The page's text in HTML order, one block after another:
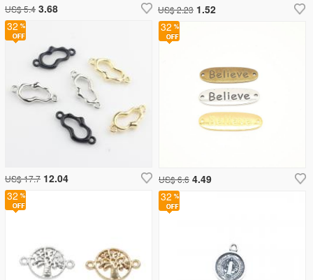
32
US$ 6.6 4.49
US$ 5.4 3.68 US$ 2.23 1.52
32
US$ 17.7 12.04
32
32